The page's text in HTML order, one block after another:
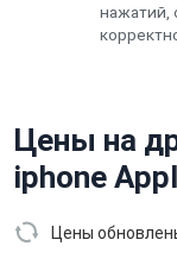
нажатий,
Цены на
iphone
Цены